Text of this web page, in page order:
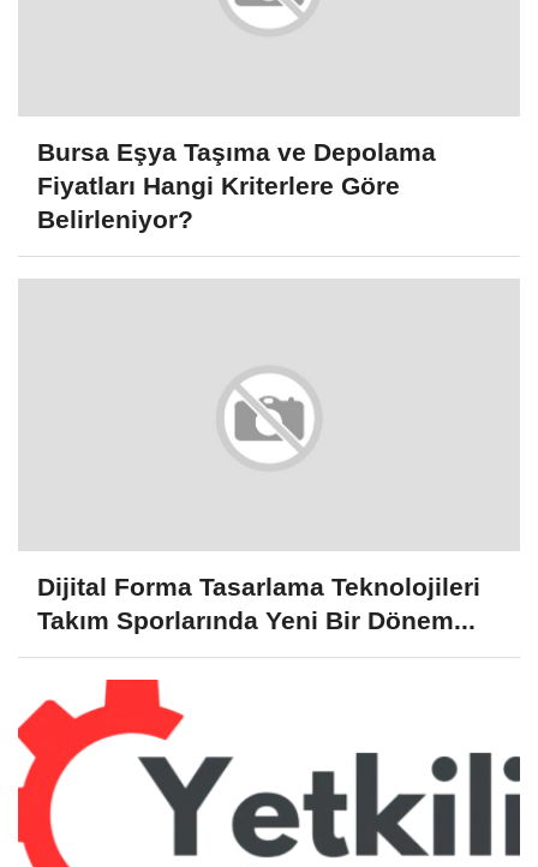
Bursa Eşya Taşıma ve Depolama
Fiyatları Hangi Kriterlere Göre
Belirleniyor?
Dijital Forma Tasarlama Teknolojileri
Takım Sporlarında Yeni Bir Dönem...